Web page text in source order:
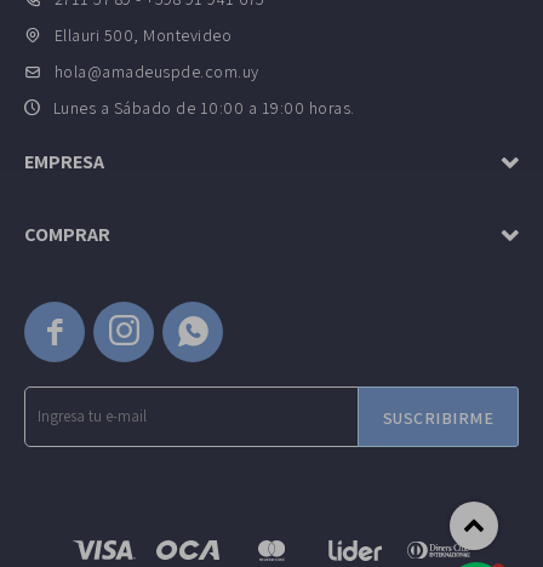
  
SUSCRIBIRME
Ellauri 500, Montevideo
hola@amadeuspde.com.uy
Lunes a Sábado de 10:00 a 19:00 horas.
EMPRESA
COMPRAR